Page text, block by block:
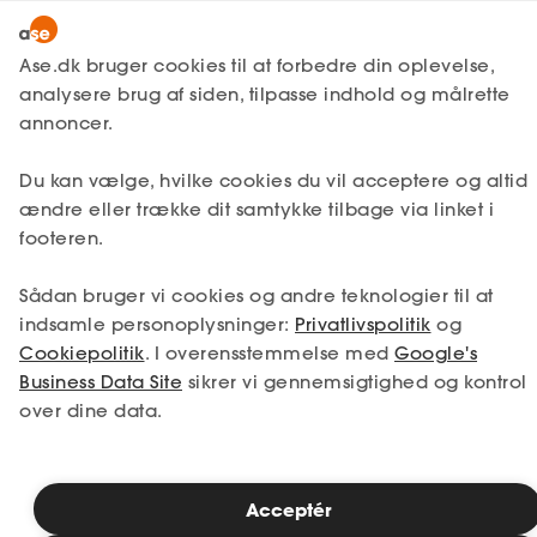
MitAse
Ase Selvstændig
Dokumenter.dk
Lønmodtager
A-kasse
Fagforening
Lønsikring
Få svar
Selvstændig
Studerende
Bliv medlem
Ase.dk bruger cookies til at forbedre din oplevelse,
analysere brug af siden, tilpasse indhold og målrette
annoncer.
Du kan vælge, hvilke cookies du vil acceptere og altid
ændre eller trække dit samtykke tilbage via linket i
footeren.
Sådan bruger vi cookies og andre teknologier til at
indsamle personoplysninger: Privatlivspolitik og
Cookiepolitik. I overensstemmelse med Google's
Business Data Site sikrer vi gennemsigtighed og kontrol
over dine data.
Acceptér